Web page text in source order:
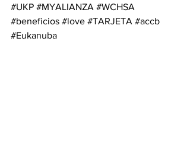
#UKP #MYALIANZA #WCHSA
#beneficios #love #TARJETA #accb
#Eukanuba